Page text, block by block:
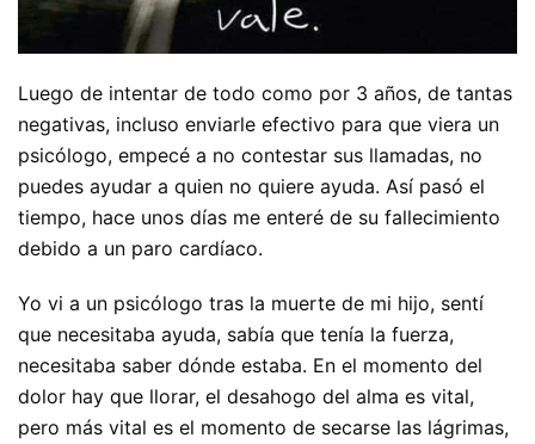
Luego de intentar de todo como por 3 años, de tantas
negativas, incluso enviarle efectivo para que viera un
psicólogo, empecé a no contestar sus llamadas, no
puedes ayudar a quien no quiere ayuda. Así pasó el
tiempo, hace unos días me enteré de su fallecimiento
debido a un paro cardíaco.
Yo vi a un psicólogo tras la muerte de mi hijo, sentí
que necesitaba ayuda, sabía que tenía la fuerza,
necesitaba saber dónde estaba. En el momento del
dolor hay que llorar, el desahogo del alma es vital,
pero más vital es el momento de secarse las lágrimas,